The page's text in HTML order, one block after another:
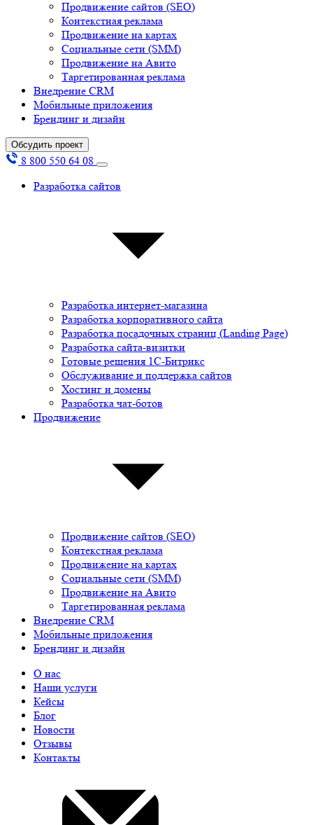
Продвижение сайтов (SEO)
Контекстная реклама
Продвижение на картах
Социальные сети (SMM)
Продвижение на Авито
Таргетированная реклама
Внедрение CRM
Мобильные приложения
Брендинг и дизайн
Обсудить проект
8 800 550 64 08
Разработка сайтов
Разработка интернет-магазина
Разработка корпоративного сайта
Разработка посадочных страниц (Landing Page)
Разработка сайта-визитки
Готовые решения 1С-Битрикс
Обслуживание и поддержка сайтов
Хостинг и домены
Разработка чат-ботов
Продвижение
Продвижение сайтов (SEO)
Контекстная реклама
Продвижение на картах
Социальные сети (SMM)
Продвижение на Авито
Таргетированная реклама
Внедрение CRM
Мобильные приложения
Брендинг и дизайн
О нас
Наши услуги
Кейсы
Блог
Новости
Отзывы
Контакты